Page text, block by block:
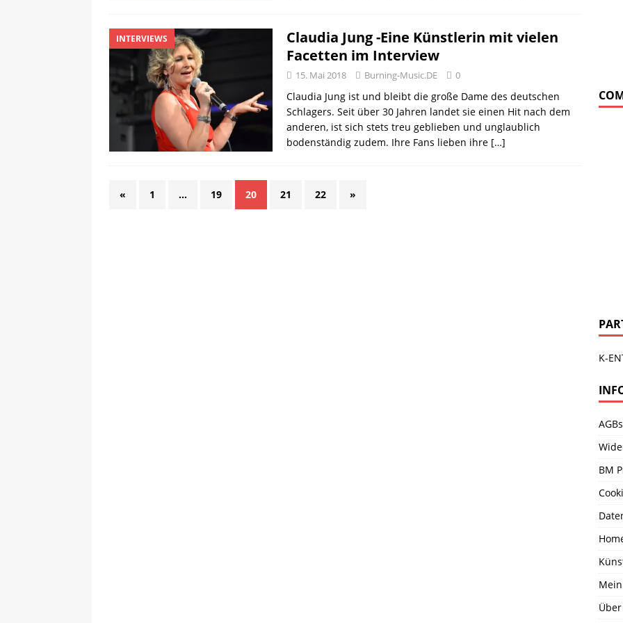
INTERVIEWS
Claudia Jung -Eine Künstlerin mit vielen
Facetten im Interview
15. Mai 2018 Burning-Music.DE 0
Claudia Jung ist und bleibt die große Dame des deutschen
Schlagers. Seit über 30 Jahren landet sie einen Hit nach dem
anderen, ist sich stets treu geblieben und unglaublich
bodenständig zudem. Ihre Fans lieben ihre […]
« 1 … 19 20 21 22 »
K-
BM